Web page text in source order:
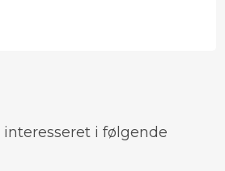
interesseret i følgende